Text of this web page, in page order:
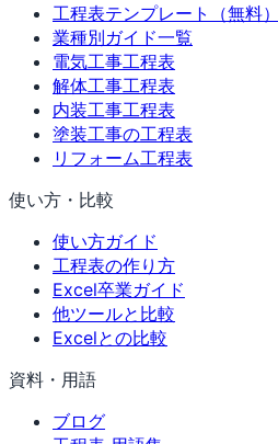
工程表テンプレート（無料）
業種別ガイド一覧
電気工事工程表
解体工事工程表
内装工事工程表
塗装工事の工程表
リフォーム工程表
使い方・比較
使い方ガイド
工程表の作り方
Excel卒業ガイド
他ツールと比較
Excelとの比較
資料・用語
ブログ